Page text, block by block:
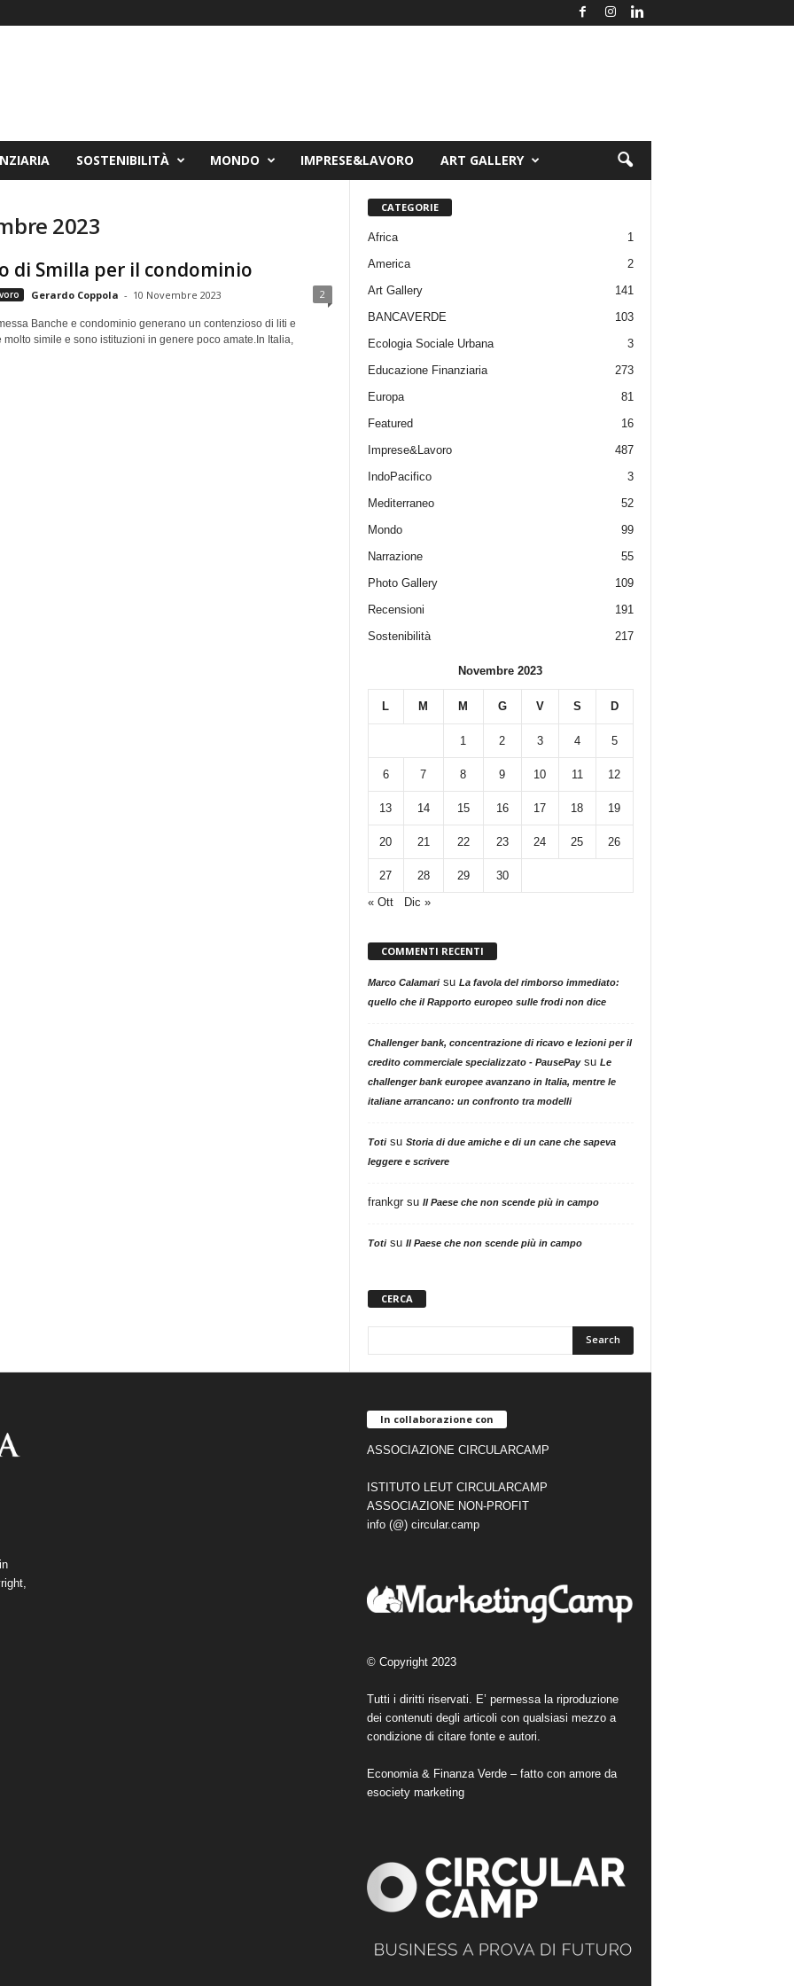
SOSTENIBILITÀ MONDO IMPRESE&LAVORO ART GALLERY
2023
di Smilla per il condominio
Gerardo Coppola - 10 Novembre 2023 2
Banche e condominio generano un contenzioso di liti e
molto simile e sono istituzioni in genere poco amate.In Italia,
CATEGORIE
Africa
1
America
2
Art Gallery
141
BANCAVERDE
103
Ecologia Sociale Urbana
3
Educazione Finanziaria
273
Europa
81
Featured
16
Imprese&Lavoro
487
IndoPacifico
3
Mediterraneo
52
Mondo
99
Narrazione
55
Photo Gallery
109
Recensioni
191
Sostenibilità
217
Novembre 2023
L M M G V S D
1 2 3 4 5
6 7 8 9 10 11 12
13 14 15 16 17 18 19
20 21 22 23 24 25 26
27 28 29
30
« Ott
Dic »
COMMENTI RECENTI
Marco Calamarisu La favola del rimborso immediato:
quello che il Rapporto europeo sulle frodi non dice
Challenger bank, concentrazione di ricavo e lezioni per il
credito commerciale specializzato - PausePaysu Le
challenger bank europee avanzano in Italia, mentre le
italiane arrancano: un confronto tra modelli
Totisu Storia di due amiche e di un cane che sapeva
leggere e scrivere
frankgrsu Il Paese che non scende più in campo
Totisu Il Paese che non scende più in campo
CERCA
In collaborazione con
ASSOCIAZIONE CIRCULARCAMP
ISTITUTO LEUT CIRCULARCAMP
ASSOCIAZIONE NON-PROFIT
info (@) circular.camp
© Copyright 2023
Tutti i diritti riservati. E’ permessa la riproduzione
dei contenuti degli articoli con qualsiasi mezzo a
condizione di citare fonte e autori.
Economia & Finanza Verde – fatto con amore da
esociety marketing